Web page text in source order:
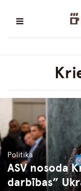
Politika
ASV nosoda
darbības”